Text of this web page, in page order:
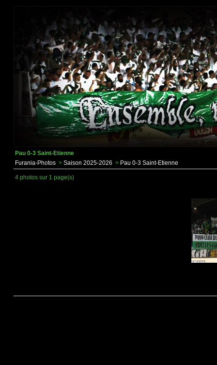
Pau 0-3 Saint-Etienne
Furania-Photos > Saison 2025-2026 > Pau 0-3 Saint-Etienne
4 photos sur 1 page(s)